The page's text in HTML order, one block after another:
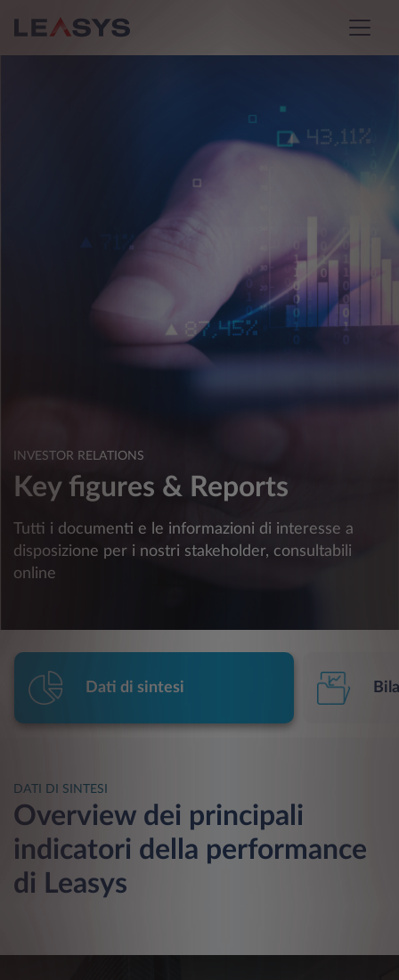
INVESTOR RELATIONS
Key figures & Reports
Tutti i documenti e le informazioni di interesse a
disposizione per i nostri stakeholder, consultabili
online
Dati di sintesi
DATI DI SINTESI
Overview dei principali
indicatori della performance
di Leasys